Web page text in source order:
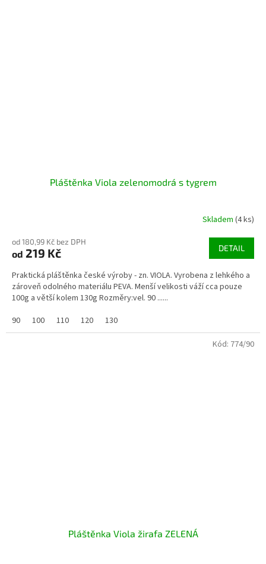
Pláštěnka Viola zelenomodrá s tygrem
Skladem (4 ks)
od 180,99 Kč bez DPH
od 219 Kč DETAIL
Praktická pláštěnka české výroby - zn. VIOLA. Vyrobena z lehkého a
zároveň odolného materiálu PEVA. Menší velikosti váží cca pouze
100g a větší kolem 130g Rozměry:vel. 90 ......
90
100 110 120 130
Pláštěnka Viola žirafa ZELENÁ
Kód: 774/90